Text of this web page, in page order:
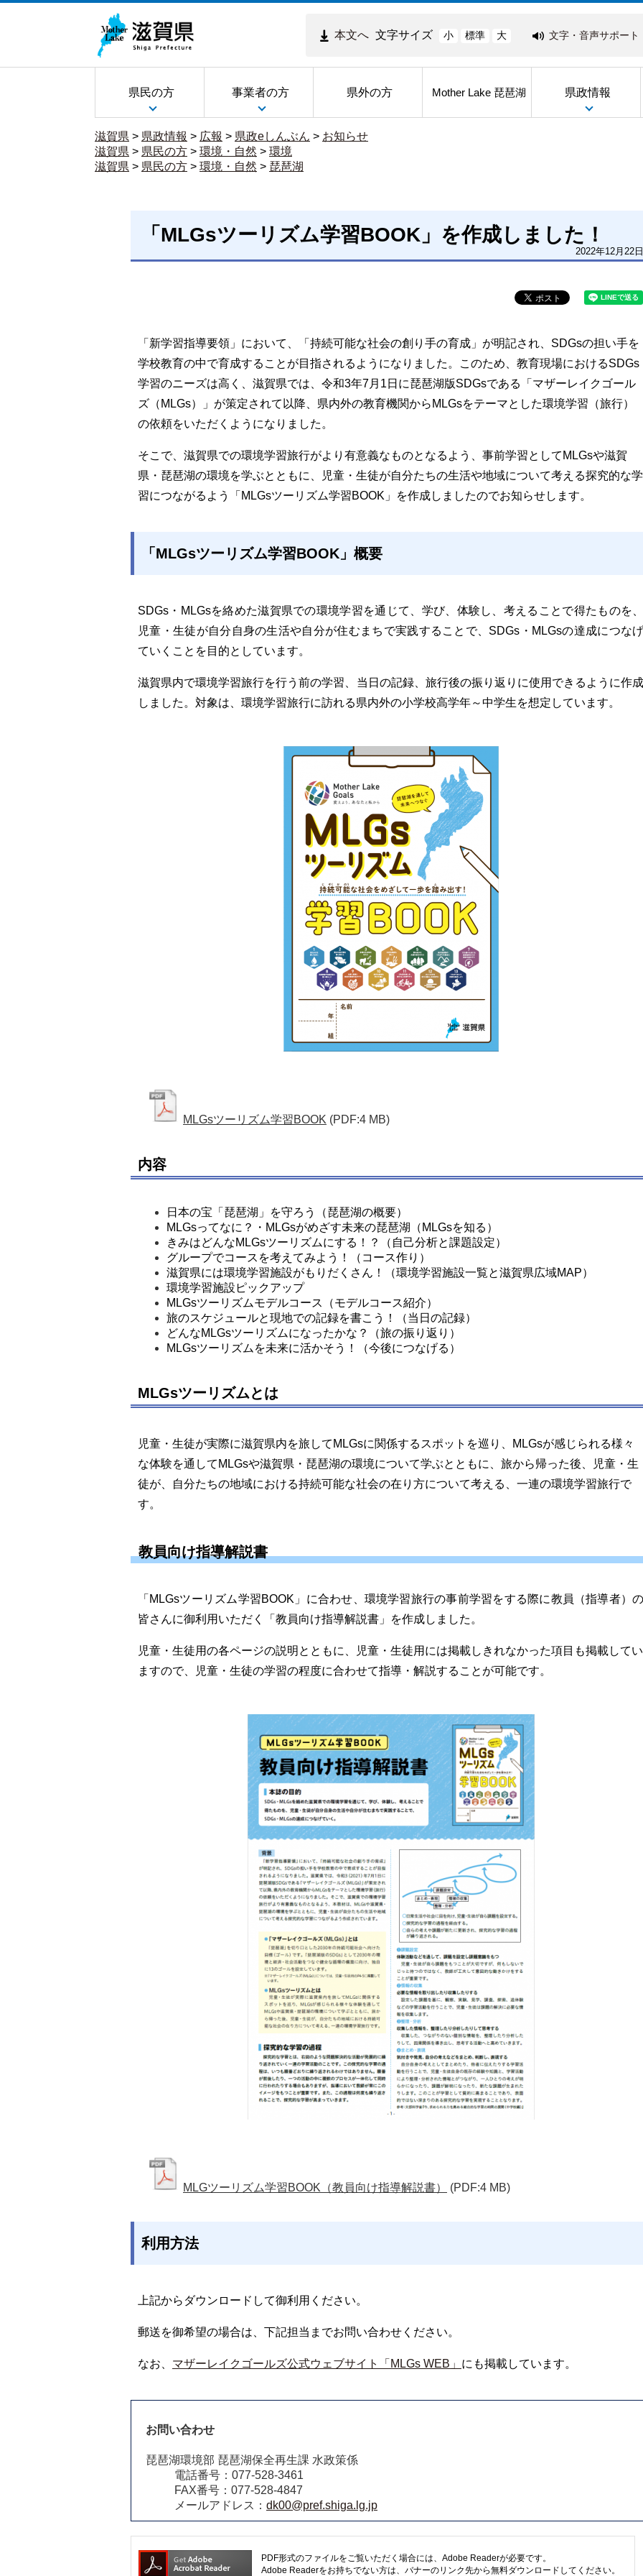
本文へ 文字サイズ 小 標準 大 文字・音声サポート
県民の方 事業者の方 県外の方 Mother Lake 琵琶湖 県政情報
滋賀県 > 県政情報 > 広報 > 県政eしんぶん > お知らせ
滋賀県 > 県民の方 > 環境・自然 > 環境
滋賀県 > 県民の方 > 環境・自然 > 琵琶湖
「MLGsツーリズム学習BOOK」を作成しました！
2022年12月22
「新学習指導要領」において、「持続可能な社会の創り手の育成」が明記され、SDGsの担い手を
学校教育の中で育成することが目指されるようになりました。このため、教育現場におけるSDGs
学習のニーズは高く、滋賀県では、令和3年7月1日に琵琶湖版SDGsである「マザーレイクゴール
ズ（MLGs）」が策定されて以降、県内外の教育機関からMLGsをテーマとした環境学習（旅行）
の依頼をいただくようになりました。
そこで、滋賀県での環境学習旅行がより有意義なものとなるよう、事前学習としてMLGsや滋賀
県・琵琶湖の環境を学ぶとともに、児童・生徒が自分たちの生活や地域について考える探究的な学
習につながるよう「MLGsツーリズム学習BOOK」を作成しましたのでお知らせします。
「MLGsツーリズム学習BOOK」概要
SDGs・MLGsを絡めた滋賀県での環境学習を通じて、学び、体験し、考えることで得たものを
児童・生徒が自分自身の生活や自分が住むまちで実践することで、SDGs・MLGsの達成につな
ていくことを目的としています。
滋賀県内で環境学習旅行を行う前の学習、当日の記録、旅行後の振り返りに使用できるように作
しました。 対象は、環境学習旅行に訪れる県内外の小学校高学年～中学生を想定しています。
MLGsツーリズム学習BOOK (PDF:4 MB)
内容
日本の宝「琵琶湖」を守ろう（琵琶湖の概要）
MLGsってなに？・MLGsがめざす未来の琵琶湖（MLGsを知る）
きみはどんなMLGsツーリズムにする！？（自己分析と課題設定）
グループでコースを考えてみよう！（コース作り）
滋賀県には環境学習施設がもりだくさん！（環境学習施設一覧と滋賀県広域MAP）
環境学習施設ピックアップ
MLGsツーリズムモデルコース（モデルコース紹介）
旅のスケジュールと現地での記録を書こう！（当日の記録）
どんなMLGsツーリズムになったかな？（旅の振り返り）
MLGsツーリズムを未来に活かそう！（今後につなげる）
MLGsツーリズムとは
児童・生徒が実際に滋賀県内を旅してMLGsに関係するスポットを巡り、MLGsが感じられる様々
な体験を通してMLGsや滋賀県・琵琶湖の環境について学ぶとともに、旅から帰った後、児童・生
徒が、自分たちの地域における持続可能な社会の在り方について考える、一連の環境学習旅行で
す。
教員向け指導解説書
「MLGsツーリズム学習BOOK」に合わせ、環境学習旅行の事前学習をする際に教員（指導者）
皆さんに御利用いただく「教員向け指導解説書」を作成しました。
児童・生徒用の各ページの説明とともに、児童・生徒用には掲載しきれなかった項目も掲載してい
ますので、児童・生徒の学習の程度に合わせて指導・解説することが可能です。
MLGツーリズム学習BOOK（教員向け指導解説書） (PDF:4 MB)
利用方法
上記から ダウンロードして御利用ください。
郵送を御希望の場合は、下記担当までお問い合わせください。
なお、 マザーレイクゴールズ公式ウェブサイト「MLGs WEB」 にも掲載しています。
お問い合わせ
琵琶湖環境部 琵琶湖保全再生課 水政策係
電話番号：077-528-3461
FAX番号：077-528-4847
メールアドレス： dk00@pref.shiga.lg.jp
PDF形式のファイルをご覧いただく場合には、Adobe Readerが必要です。
Adobe Readerをお持ちでない方は、バナーのリンク先から無料ダウンロードしてください。